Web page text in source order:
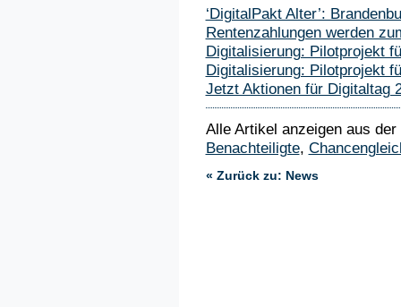
‘DigitalPakt Alter’:
Rentenzahlungen werden
Digitalisierung: Pilotprojekt
Digitalisierung: Pilotprojekt
Jetzt Aktionen für Digitaltag
Alle Artikel anzeigen aus
Benachteiligte,
« Zurück zu: News